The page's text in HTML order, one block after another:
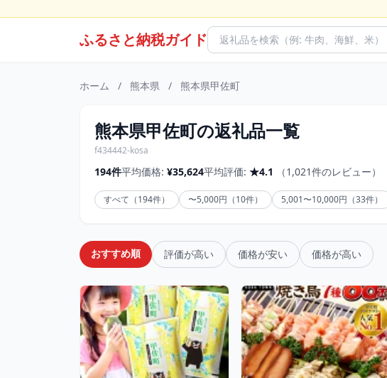
ふるさと納税ガイド
ホーム / 熊本県 / 熊本県甲佐町
熊本県甲佐町の返礼品一覧
f434442-kosa
194件平均価格: ¥35,624平均評価: ★4.1 （1,021件のレビュー）
すべて（194件） 〜5,000円（10件） 5,001〜10,000円（33件）
おすすめ順 評価が高い 価格が安い 価格が高い